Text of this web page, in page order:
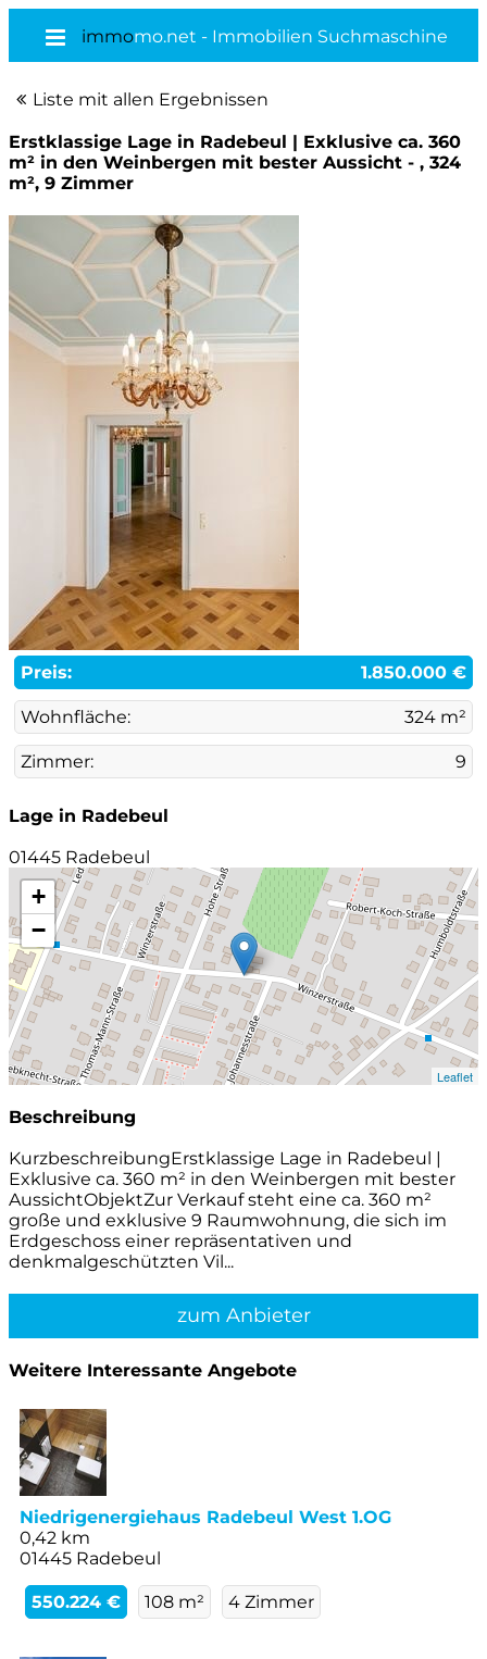
immomo.net - Immobilien Suchmaschine
Liste mit allen Ergebnissen
Erstklassige Lage in Radebeul | Exklusive ca. 360
m² in den Weinbergen mit bester Aussicht - , 324
m², 9 Zimmer
Preis: 1.850.000 €
Wohnfläche: 324 m²
Zimmer: 9
Lage in Radebeul
01445 Radebeul
+
−
Leaflet
Beschreibung
KurzbeschreibungErstklassige Lage in Radebeul |
Exklusive ca. 360 m² in den Weinbergen mit bester
AussichtObjektZur Verkauf steht eine ca. 360 m²
große und exklusive 9 Raumwohnung, die sich im
Erdgeschoss einer repräsentativen und
denkmalgeschützten Vil...
zum Anbieter
Weitere Interessante Angebote
Niedrigenergiehaus Radebeul West 1.OG
0,42 km
01445 Radebeul
550.224 € 108 m² 4 Zimmer